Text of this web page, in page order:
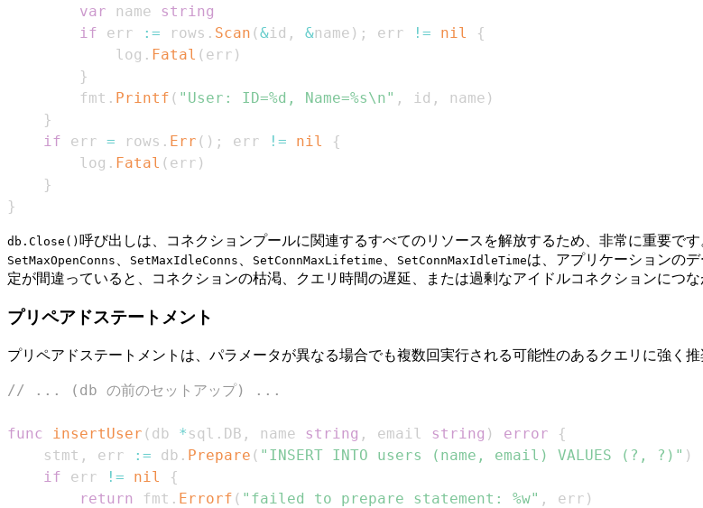
var name string
if err := rows . Scan (&id , &name ) ; err != nil
{
			log
. Fatal ( err )
}
		fmt
. Printf ( "User: ID=%d, Name=%s\n" , id , name )
}
if err = rows . Err ( ) ; err != nil
{
		log
. Fatal ( err )
}
}
db.Close() 呼び出しは、コネクションプールに関連するすべてのリソースを解放するため、非常に重要です
SetMaxOpenConns SetMaxIdleConns SetConnMaxLifetime SetConnMaxIdleTimeは、アプリケーションの
定が間違っていると、コネクションの枯渇、クエリ時間の遅延、または過剰なアイドルコネクションにつな
プリペアドステートメント
プリペアドステートメントは、パラメータが異なる場合でも複数回実行される可能性のあるクエリに強く
// ... (db の前のセットアップ) ...
func insertUser ( db * sql . DB , name string , email string ) error
{
	stmt
, err := db . Prepare ( "INSERT INTO users (name, email) VALUES (?, ?)" )
if err != nil
{
return
fmt . Errorf ( "failed to prepare statement: %w" , err )